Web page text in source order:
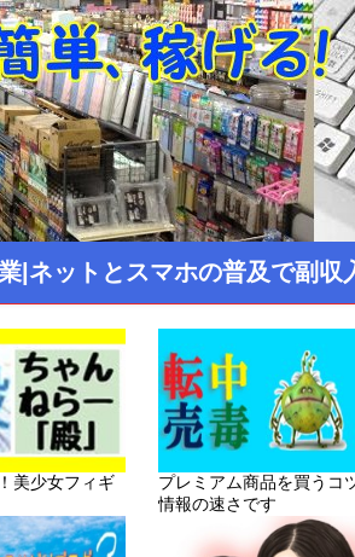
|ネットとスマホの普及で副収
美少女フィギ
プレミアム商品を買うコ
情報の速さです